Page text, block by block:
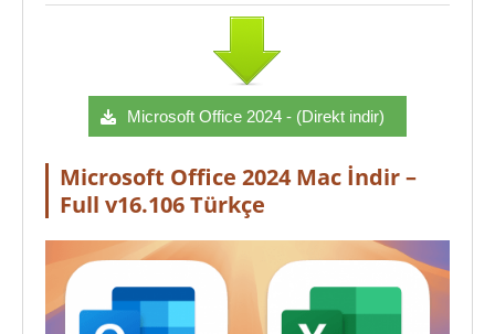
Microsoft Office 2024 - (Direkt indir)
Microsoft Office 2024 Mac İndir –
Full v16.106 Türkçe